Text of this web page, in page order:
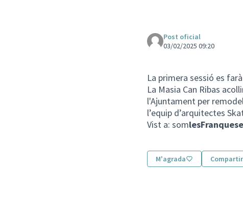
Post oficial
03/02/2025 09:20
La primera sessió es
La Masia Can Ribas
l'Ajuntament per
l’equip d’arquitectes
Vist a: som
M'agrada Compartir